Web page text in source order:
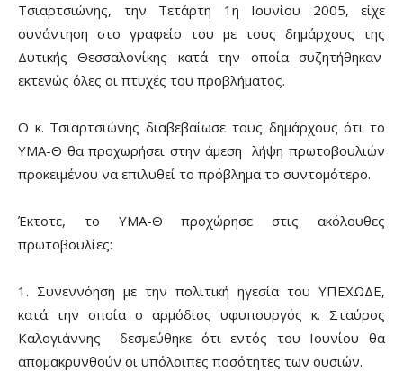
Τσιαρτσιώνης, την Τετάρτη 1η Ιουνίου 2005, είχε
συνάντηση στο γραφείο του με τους δημάρχους της
Δυτικής Θεσσαλονίκης κατά την οποία συζητήθηκαν
εκτενώς όλες οι πτυχές του προβλήματος.
Ο κ. Τσιαρτσιώνης διαβεβαίωσε τους δημάρχους ότι το
ΥΜΑ-Θ θα προχωρήσει στην άμεση λήψη πρωτοβουλιών
προκειμένου να επιλυθεί το πρόβλημα το συντομότερο.
Έκτοτε, το ΥΜΑ-Θ προχώρησε στις ακόλουθες
πρωτοβουλίες:
1. Συνεννόηση με την πολιτική ηγεσία του ΥΠΕΧΩΔΕ,
κατά την οποία ο αρμόδιος υφυπουργός κ. Σταύρος
Καλογιάννης δεσμεύθηκε ότι εντός του Ιουνίου θα
απομακρυνθούν οι υπόλοιπες ποσότητες των ουσιών.